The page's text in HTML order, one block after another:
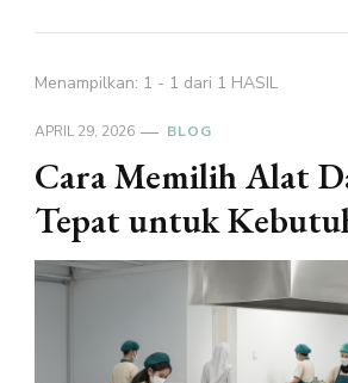
Menampilkan: 1 - 1 dari 1 HASIL
APRIL 29, 2026 BLOG
Cara Memilih Alat
Tepat untuk